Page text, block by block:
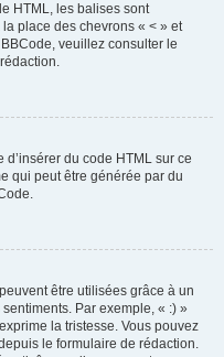
HTML, les balises sont
place des chevrons « < » et
veuillez consulter le
d’insérer du code HTML sur ce
qui peut être générée par du
être utilisées grâce à un
Par exemple, « :) »
la tristesse. Vous pouvez
le formulaire de rédaction.